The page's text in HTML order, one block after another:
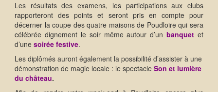
Les résultats des examens, les participations aux clubs
rapporteront des points et seront pris en compte pour
décerner la coupe des quatre maisons de Poudloire qui sera
célébrée dignement le soir même autour d’unbanquet et
d’une soirée festive.
Les diplômés auront également la possibilité d’assister à une
démonstration de magie locale : le spectacle Son et lumière
du château.